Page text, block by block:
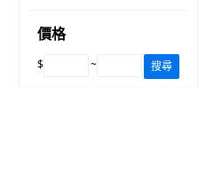
價格
$ ~ 搜尋